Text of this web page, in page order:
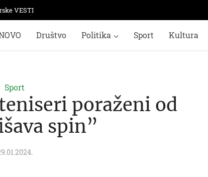
VESTI
Društvo Politika Sport Kultura
Sport
poraženi od
spin”